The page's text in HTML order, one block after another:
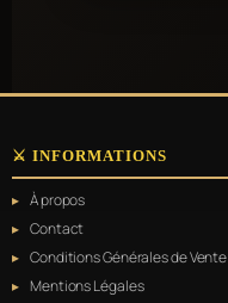
⚔️ INFORMATIONS
À propos
Contact
Conditions Générales de Vente
Mentions Légales